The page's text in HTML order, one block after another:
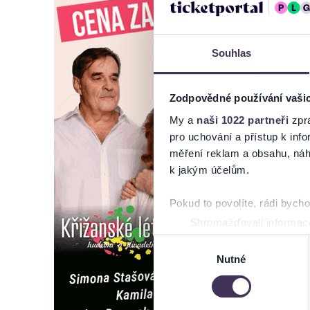
Souhlas
Zodpovědné používání
My a naši 1022 partneři
pro uchování a přístup k
měření reklam a obsahu,
k jakým účelům.
Pokud to povolíte, rádi
Shromažďovali
Identifikovali vaše
Zjistěte více o tom, jak
můžete kdykoliv změnit
Výběr
Nutné